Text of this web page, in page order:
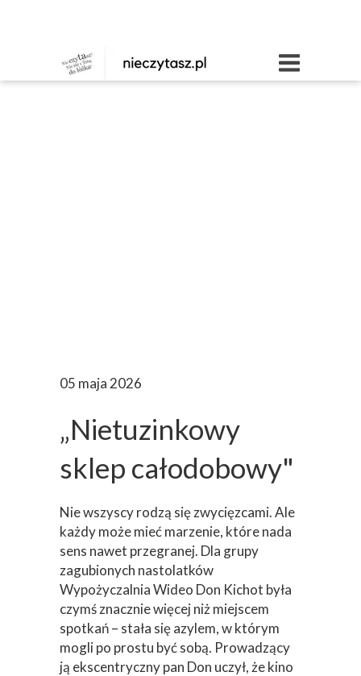
05 maja 2026
„Nietuzinkowy
sklep całodobowy"
Nie wszyscy rodzą się zwycięzcami. Ale
każdy może mieć marzenie, które nada
sens nawet przegranej. Dla grupy
zagubionych nastolatków
Wypożyczalnia Wideo Don Kichot była
czymś znacznie więcej niż miejscem
spotkań – stała się azylem, w którym
mogli po prostu być sobą. Prowadzący
ją ekscentryczny pan Don uczył, że kino